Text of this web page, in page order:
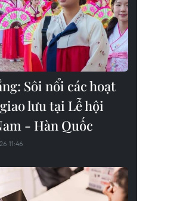
Sôi nổi các hoạt
lưu tại Lễ hội
- Hàn Quốc
11:46